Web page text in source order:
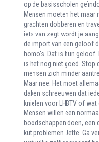
op de basisscholen
Mensen moeten het maar
grachten dobberen en
iets van zegt wordt je
de import van een geloof
homo's. Dat is hun
is het nog niet goed. Stop
mensen zich minder
Maar nee. Het moet
daken schreeuwen dat
knielen voor LHBTV of wat
Mensen willen een
boodschappen doen, een
kut problemen Jette. Ga